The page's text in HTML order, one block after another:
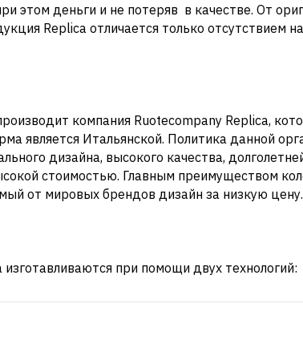
этом деньги и не потеряв в качестве. От
Replica отличается только отсутствием
компания Ruotecompany Replica,
является Итальянской. Политика данной
дизайна, высокого качества,
стоимостью. Главным преимуществом
от мировых брендов дизайн за низкую цену.
при помощи двух технологий: